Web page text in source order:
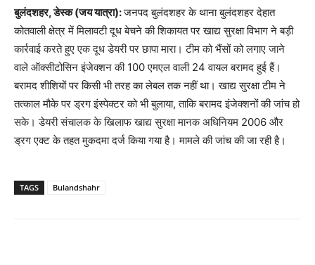
बुलंदशहर, डेस्क (जय यात्रा):जनपद बुलंदशहर के थाना बुलंदशहर देहात
कोतवाली क्षेत्र में मिलावटी दूध बेचने की शिकायत पर खाद्य सुरक्षा विभाग ने बड़ी
कार्रवाई करते हुए एक दूध डेयरी पर छापा मारा। टीम को भैंसों को लगाए जाने
वाले ऑक्सीटोसिन इंजेक्शन की 100 एमएल वाली 24 वायल बरामद हुई हैं।
बरामद शीशियों पर किसी भी तरह का लेबल तक नहीं था। खाद्य सुरक्षा टीम ने
तत्काल मौके पर ड्रग इंस्पेक्टर को भी बुलाया, ताकि बरामद इंजेक्शनों की जांच हो
सके। डेयरी संचालक के खिलाफ खाद्य सुरक्षा मानक अधिनियम 2006 और
ड्रग एक्ट के तहत मुकदमा दर्ज किया गया है। मामले की जांच की जा रही है।
TAGS Bulandshahr